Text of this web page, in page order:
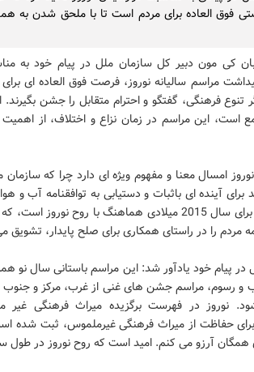
فوق العاده برای مردم است تا با ملحق شدن به
کی مون دبیر کل سازمان ملل در پیام خود به
مراسم سالیانه نوروز، فرصت فوق العاده ای
فرهنگی، گفتگو و احترام متقابل را جشن بگیرند.
است، این مراسم در زمان نزاع و اختلاف، از اهمیت
امسال معنا و مفهوم ویژه ای دارد چرا که
آینده ای باثبات و دستیابی به توافقنامه آب و
کند. این اولویت ها برای سال 2015 میلادی هماهنگ با روح
را در راستای همکاری برای صلح پایدار، تشویق
پیام خود یادآور شد: این مراسم باستانی سال نو
رسوم، مراسم جشن های غنی از غرب، مرکز و جنوب
نوروز در فهرست برگزیده میراث فرهنگی
برای حفاظت از میراث فرهنگی غیرملموس، ثبت
آرزو می کنم. امید است که روح نوروز در طول